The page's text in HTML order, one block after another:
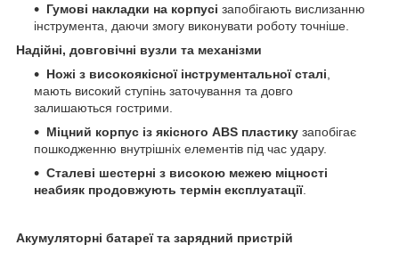
Гумові накладки на корпусі запобігають вислизанню
інструмента, даючи змогу виконувати роботу точніше.
Надійні, довговічні вузли та механізми
Ножі з високоякісної інструментальної сталі
мають високий ступінь заточування та довго
залишаються гострими.
Міцний корпус із якісного ABS пластику запобігає
пошкодженню внутрішніх елементів під час удару.
Сталеві шестерні з високою межею міцності
неабияк продовжують термін експлуатації.
Акумуляторні батареї та зарядний пристрій